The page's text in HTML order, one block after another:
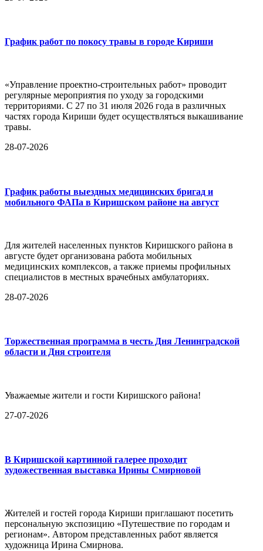
График работ по покосу травы в городе Кириши
«Управление проектно-строительных работ» проводит
регулярные мероприятия по уходу за городскими
территориями. С 27 по 31 июля 2026 года в различных
частях города Кириши будет осуществляться выкашивание
травы.
28-07-2026
График работы выездных медицинских бригад и
мобильного ФАПа в Киришском районе на август
Для жителей населенных пунктов Киришского района в
августе будет организована работа мобильных
медицинских комплексов, а также приемы профильных
специалистов в местных врачебных амбулаториях.
28-07-2026
Торжественная программа в честь Дня Ленинградской
области и Дня строителя
Уважаемые жители и гости Киришского района!
27-07-2026
В Киришской картинной галерее проходит
художественная выставка Ирины Смирновой
Жителей и гостей города Кириши приглашают посетить
персональную экспозицию «Путешествие по городам и
регионам». Автором представленных работ является
художница Ирина Смирнова.